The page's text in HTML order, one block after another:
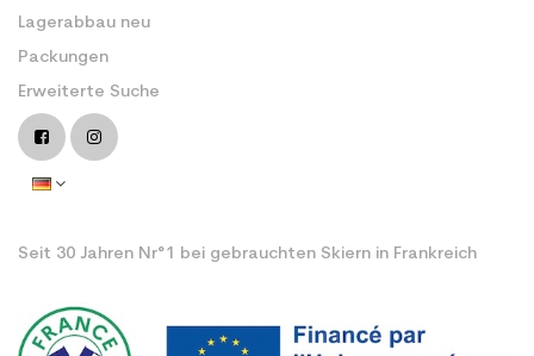
Lagerabbau neu
Packungen
Erweiterte Suche
Seit 30 Jahren Nr°1 bei gebrauchten Skiern in Frankreich